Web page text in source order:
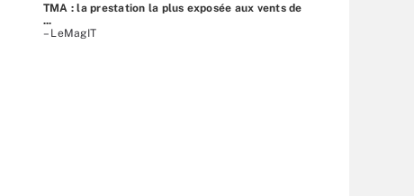
TMA : la prestation la plus exposée aux vents de
...
– LeMagIT